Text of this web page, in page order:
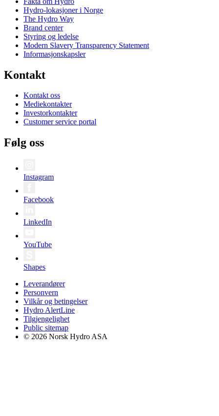
Hydro-lokasjoner i Norge
The Hydro Way
Brand center
Styring og ledelse
Modern Slavery Transparency Statement
Informasjonskapsler
Kontakt
Kontakt oss
Mediekontakter
Investorkontakter
Customer service portal
Følg oss
Instagram
Facebook
LinkedIn
YouTube
Shapes
Leverandører
Personvern
Vilkår og betingelser
Hydro AlertLine
Tilgjengelighet
Public sitemap
© 2026 Norsk Hydro ASA